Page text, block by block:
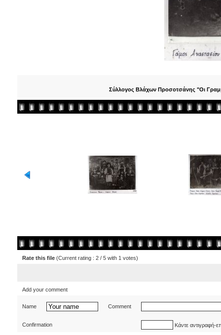
Σύλλογος Βλάχων Προσοτσάνης "Οι
Rate this file (Current rating : 2 / 5 with 1 votes)
Add your comment
Name Comment
Confirmation Κάντε αντιγραφή-